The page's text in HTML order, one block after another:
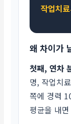
작업치
왜 차이가
첫째, 연차
명, 작업치
쪽에 경력
평균을 내